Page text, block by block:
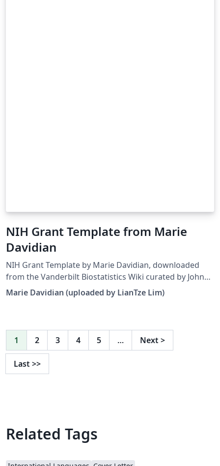
NIH Grant Template from Marie
Davidian
NIH Grant Template by Marie Davidian, downloaded
from the Vanderbilt Biostatistics Wiki curated by John
Bock. Note that the template has been modified to
work on Overleaf. This template may be outdated —
review process by the same author for a 2008
workshop.
Marie Davidian (uploaded by LianTze Lim)
1 2 3 4 5 … Next >
Last >>
Related Tags